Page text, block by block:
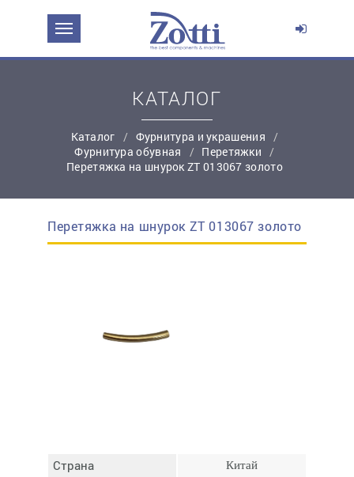
КАТАЛОГ
Каталог
Фурнитура и украшения
Фурнитура обувная
Перетяжки
Перетяжка на шнурок ZT 013067 золото
Перетяжка на шнурок ZT 013067 золото
Страна
Китай
ЗАДАТЬ ВОПРОС О ПРОДУКТЕ
Эл. почта:*
Контактный телефон:*